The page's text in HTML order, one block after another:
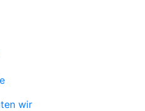
wir